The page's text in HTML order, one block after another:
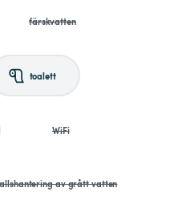
färskvatten
toalett
WiFi
av grått vatten